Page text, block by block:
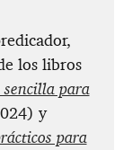
los libros
para
y
para